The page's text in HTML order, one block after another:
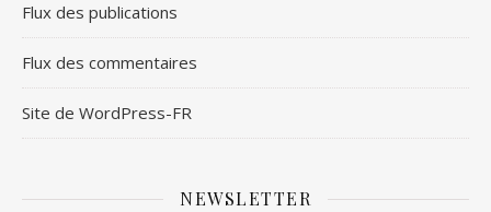
Flux des publications
Flux des commentaires
Site de WordPress-FR
NEWSLETTER